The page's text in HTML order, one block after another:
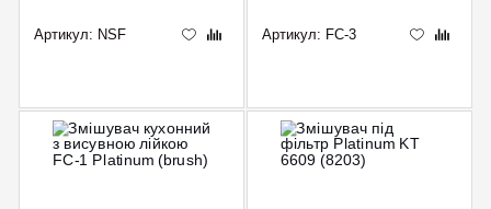
Артикул: NSF Артикул: FC-3